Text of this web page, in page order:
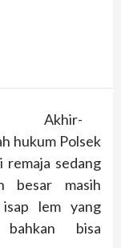
Akhir-
hukum Polsek
remaja sedang
besar masih
lem yang
bahkan bisa